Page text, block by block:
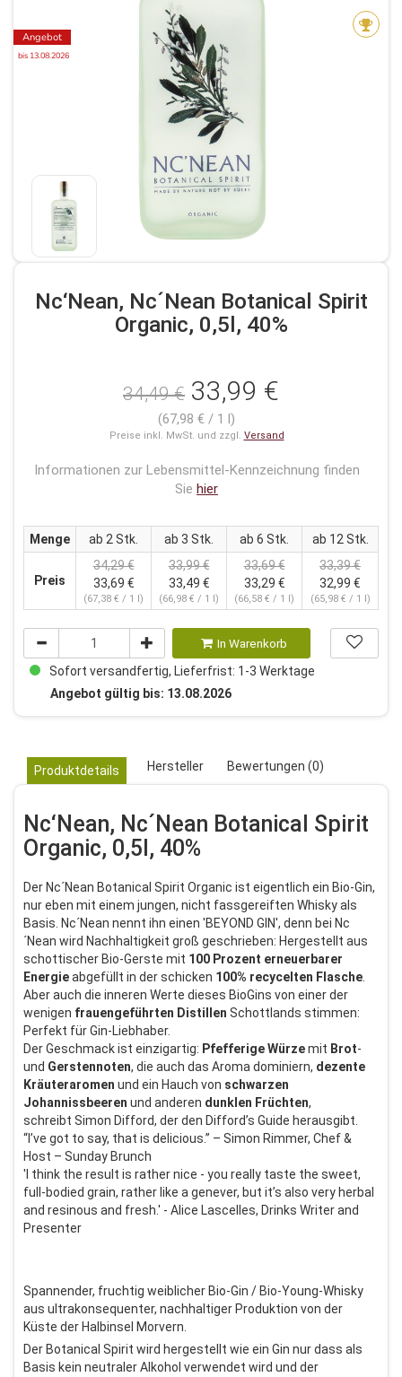
Angebot
bis 13.08.2026
Nc‘Nean, Nc´Nean Botanical Spirit
Organic, 0,5l, 40%
34,49 € 33,99 €
(67,98 € / 1 l)
Preise inkl. MwSt. und zzgl. Versand
Informationen zur Lebensmittel-Kennzeichnung finden
Sie hier
Menge ab 2 Stk. ab 3 Stk. ab 6 Stk. ab 12 Stk.
Preis
34,29 €
33,69 €
(67,38 € / 1 l)
33,99 €
33,49 €
(66,98 € / 1 l)
33,69 €
33,29 €
(66,58 € / 1 l)
33,39 €
32,99 €
(65,98 € / 1 l)
In Warenkorb
Sofort versandfertig, Lieferfrist: 1-3 Werktage
Angebot gültig bis: 13.08.2026
Produktdetails Hersteller Bewertungen (0)
Nc‘Nean, Nc´Nean Botanical Spirit
Organic, 0,5l, 40%
Der Nc´Nean Botanical Spirit Organic ist eigentlich ein Bio-Gin,
nur eben mit einem jungen, nicht fassgereiften Whisky als
Basis. Nc´Nean nennt ihn einen 'BEYOND GIN', denn bei Nc
´Nean wird Nachhaltigkeit groß geschrieben: Hergestellt aus
schottischer Bio-Gerste mit 100 Prozent erneuerbarer
Energieabgefüllt in der schicken 100% recycelten Flasche
Aber auch die inneren Werte dieses BioGins von einer der
wenigen frauengeführten Distillen Schottlands stimmen:
Perfekt für Gin-Liebhaber.
Der Geschmack ist einzigartig: PfefferigeWürzemit Brot-
und Gerstennoten, die auch das Aroma dominiern, dezente
Kräuteraromen und ein Hauch von schwarzen
Johannissbeeren und anderen dunklen Früchten,
schreibt Simon Difford, der den Difford’s Guide herausgibt.
“I’ve got to say, that is delicious.” – Simon Rimmer, Chef &
Host – Sunday Brunch
'I think the result is rather nice - you really taste the sweet,
full-bodied grain, rather like a genever, but it’s also very herbal
and resinous and fresh.' - Alice Lascelles, Drinks Writer and
Presenter
Spannender, fruchtig weiblicher Bio-Gin / Bio-Young-Whisky
aus ultrakonsequenter, nachhaltiger Produktion von der
Küste der Halbinsel Morvern.
Der Botanical Spirit wird hergestellt wie ein Gin nur dass als
Basis kein neutraler Alkohol verwendet wird und der